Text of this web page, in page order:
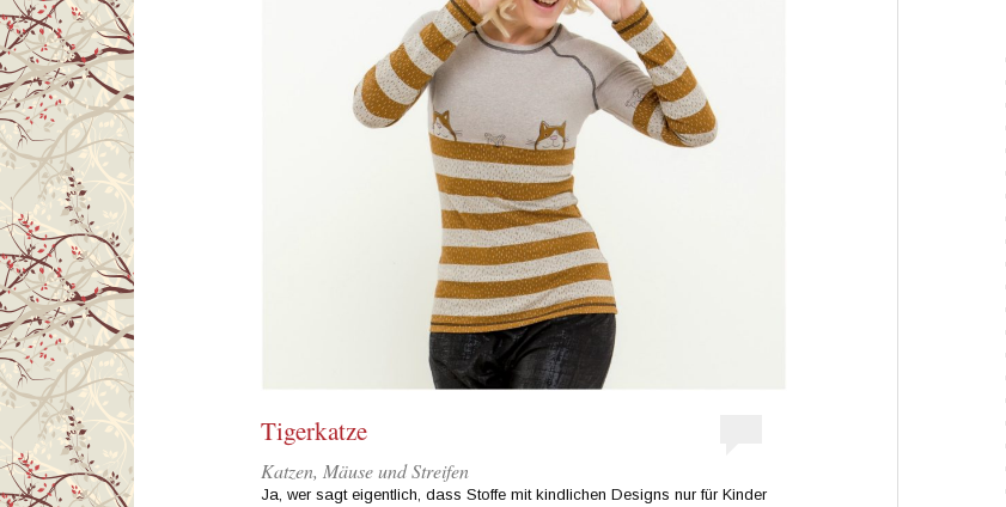
Tigerkatze
Katzen, Mäuse und Streifen
Ja, wer sagt eigentlich, dass Stoffe mit kindlichen Designs nur für Kinder